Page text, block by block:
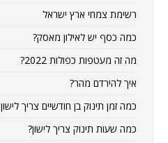
רשימת צמחי ארץ ישראל
כמה כסף יש לאילון מאסק?
מה זה מעטפות כפולות 2022?
איך להירדם מהר?
כמה זמן תינוק בן חודשיים צריך לישון
כמה שעות תינוק צריך לישון?